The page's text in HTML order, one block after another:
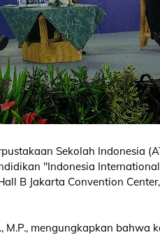
Sekolah Indonesia
"Indonesia
B Jakarta Convention
M.P., mengungkapkan bahwa